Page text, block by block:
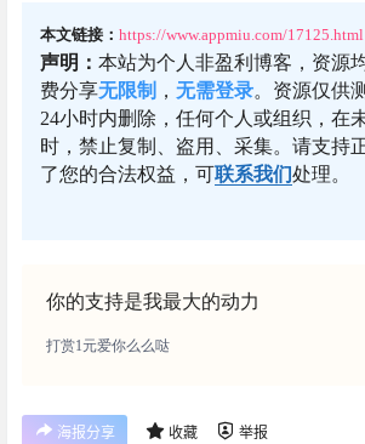
本文链接： https://www.appmiu.com/17125.html
声明： 本站为个人非盈利博客，资源
费分享无限制 ， 无需登录。资源仅供
24小时内删除，任何个人或组织，在
时，禁止复制、盗用、采集。请支持
了您的合法权益，可联系我们处理。
你的支持是我最大的动力
打赏1元爱你么么哒
海报分享 收藏 举报